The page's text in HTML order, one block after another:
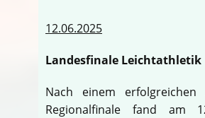
12.06.2025
Landesfinale Leichtathletik
Nach einem
Regionalfinale fand am